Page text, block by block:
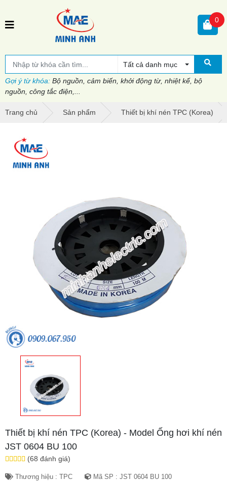
Tất cả danh mục
Gợi ý từ khóa: Bộ nguồn, cảm biến, khởi động từ, nhiệt kế, bộ
nguồn, công tắc điện,...
0
Trang chủ Sản phẩm Thiết bị khí nén TPC (Korea)
Thiết bị khí nén TPC (Korea) - Model Ống hơi khí nén
JST 0604 BU 100
(68 đánh giá)
Thương hiệu : TPC Mã SP : JST 0604 BU 100